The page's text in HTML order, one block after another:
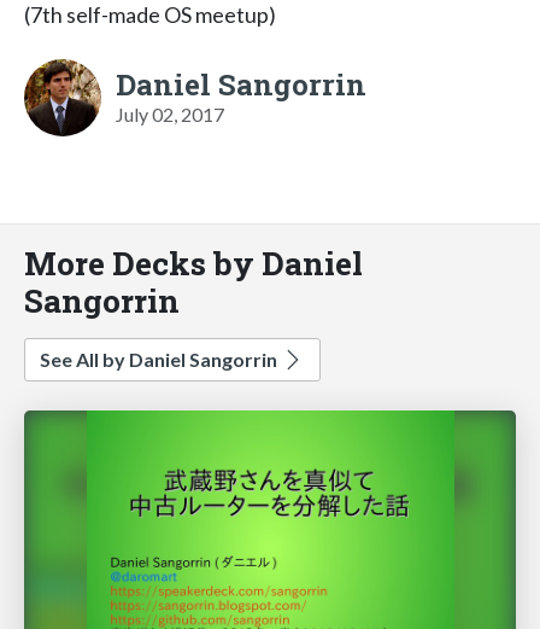
(7th self-made OS meetup)
Daniel Sangorrin
July 02, 2017
More Decks by Daniel
Sangorrin
See All by Daniel Sangorrin